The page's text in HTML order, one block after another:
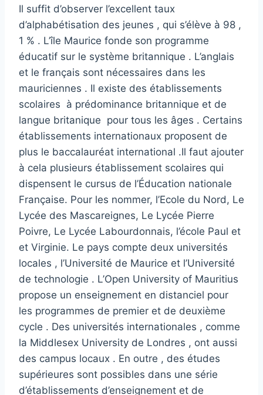
Il suffit d’observer l’excellent taux
d’alphabétisation des jeunes , qui s’élève à 98 ,
1 % . L’île Maurice fonde son programme
éducatif sur le système britannique . L’anglais
et le français sont nécessaires dans les
mauriciennes . Il existe des établissements
scolaires à prédominance britannique et de
langue britanique pour tous les âges . Certains
établissements internationaux proposent de
plus le baccalauréat international .Il faut ajouter
à cela plusieurs établissement scolaires qui
dispensent le cursus de l’Éducation nationale
Française. Pour les nommer, l’Ecole du Nord, Le
Lycée des Mascareignes, Le Lycée Pierre
Poivre, Le Lycée Labourdonnais, l’école Paul et
et Virginie. Le pays compte deux universités
locales , l’Université de Maurice et l’Université
de technologie . L’Open University of Mauritius
propose un enseignement en distanciel pour
les programmes de premier et de deuxième
cycle . Des universités internationales , comme
la Middlesex University de Londres , ont aussi
des campus locaux . En outre , des études
supérieures sont possibles dans une série
d’établissements d’enseignement et de